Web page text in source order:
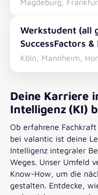
Werkstudent (all
SuccessFactors &
Köln, Mannheim,
Deine Karriere
Intelligenz (KI)
Ob erfahrene
bei valantic ist deine
Intelligenz integraler
Weges. Unser Umfeld
Know-How, um die
gestalten. Entdecke,